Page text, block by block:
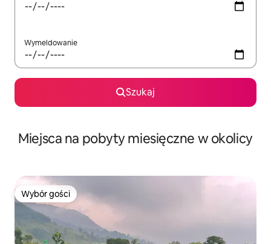
Wymeldowanie
Szukaj
Miejsca na pobyty miesięczne w okolicy
Wybór gości
Wybór gości